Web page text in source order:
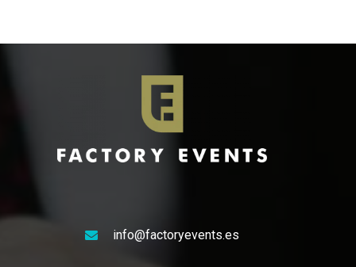
info@factoryevents.es